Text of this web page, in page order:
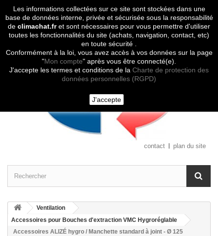
Les informations collectées sur ce site sont stockées dans une
base de données interne, privée et sécurisée sous la responsabilité
de climachat.fret sont nécessaires pour vous permettre d'utiliser
toutes les fonctionnalités du site (achats, navigation, contact, etc)
en toute sécurité .
Conformément à la loi, vous avez accès à vos données sur la page
"Mon compte" après vous être connecté(e).
J'accepte les termes et conditions de la Charte de protection des
données personnelles (RGPD)
J'accepte
Contactez-nous
contact plan du site
Ventilation
Accessoires pour Bouches d'extraction VMC Hygroréglable
Accessoires ALIZÉ hygro / Manchette standard à joint - Ø 125